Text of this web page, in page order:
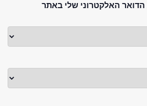
הדואר האלקטרוני שלי באתר